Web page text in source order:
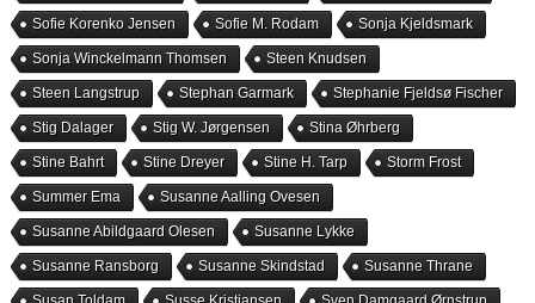
Sofie Korenko Jensen Sofie M. Rodam Sonja Kjeldsmark
Sonja Winckelmann Thomsen Steen Knudsen
Steen Langstrup Stephan Garmark Stephanie Fjeldsø Fischer
Stig Dalager Stig W. Jørgensen Stina Øhrberg
Stine Bahrt Stine Dreyer Stine H. Tarp Storm Frost
Summer Ema Susanne Aalling Ovesen
Susanne Abildgaard Olesen Susanne Lykke
Susanne Ransborg Susanne Skindstad Susanne Thrane